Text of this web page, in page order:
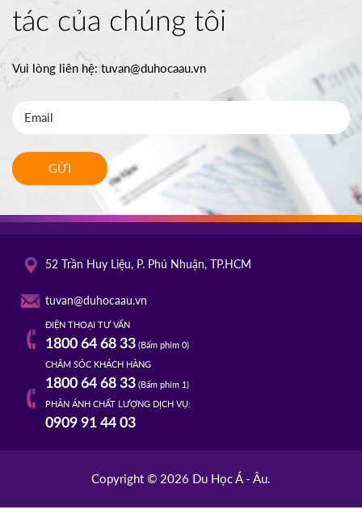
tác của chúng tôi
Vui lòng liên hệ:tuvan@duhocaau.vn
GỬI
52 Trần Huy Liệu, P. Phú Nhuận, TP.HCM
tuvan@duhocaau.vn
ĐIỆN THOẠI TƯ VẤN
1800 64 68 33(Bấm phím 0)
CHĂM SÓC KHÁCH HÀNG
1800 64 68 33(Bấm phím 1)
PHẢN ÁNH CHẤT LƯỢNG DỊCH VỤ:
0909 91 44 03
Copyright © 2026 Du Học Á - Âu.